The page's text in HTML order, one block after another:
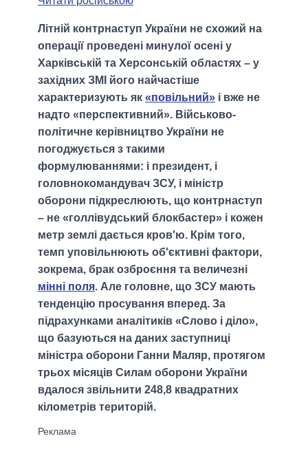
Літній контрнаступ України не схожий на
операції проведені минулої осені у
Харківській та Херсонській областях – у
західних ЗМІ його найчастіше
характеризують як «повільний» і вже не
надто «перспективний». Військово-
політичне керівництво України не
погоджується з такими
формулюваннями: і президент, і
головнокомандувач ЗСУ, і міністр
оборони підкреслюють, що контрнаступ
– не «голлівудський блокбастер» і кожен
метр землі дається кров'ю. Крім того,
темп уповільнюють об'єктивні фактори,
зокрема, брак озброєння та величезні
мінні поля. Але головне, що ЗСУ мають
тенденцію просування вперед. За
підрахунками аналітиків «Слово і діло»,
що базуються на даних заступниці
міністра оборони Ганни Маляр, протягом
трьох місяців Силам оборони України
вдалося звільнити 248,8 квадратних
кілометрів територій.